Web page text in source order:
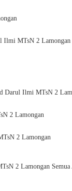
Ilmi MTsN 2 Lamongan
Darul Ilmi MTsN 2
2 Lamongan
2 Lamongan
2 Lamongan Semua